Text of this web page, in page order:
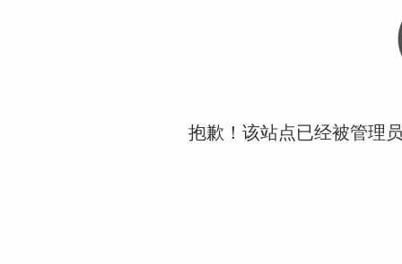
抱歉！该站点已经被管理